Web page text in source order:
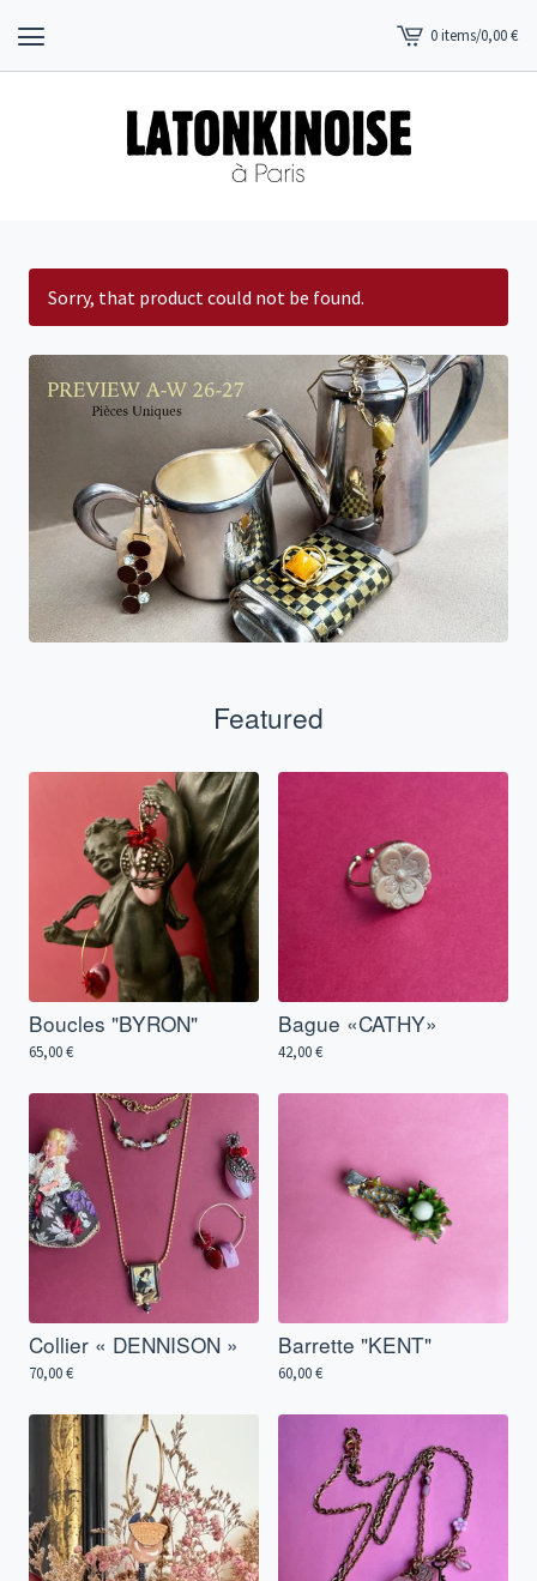
View
cart
0 items/0,00€
Sorry, that product could not be found.
Featured
Boucles "BYRON"
65,00€
Bague «CATHY»
42,00€
Collier « DENNISON »
70,00€
Barrette "KENT"
60,00€